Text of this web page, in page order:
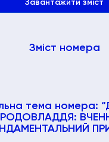
Завантажити зміст
Зміст номера
тема номера: